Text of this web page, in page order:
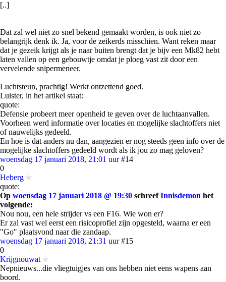
[..]
Dat zal wel niet zo snel bekend gemaakt worden, is ook niet zo
belangrijk denk ik. Ja, voor de zeikerds misschien. Want reken maar
dat je gezeik krijgt als je naar buiten brengt dat je bijv een Mk82 hebt
laten vallen op een gebouwtje omdat je ploeg vast zit door een
vervelende snipermeneer.
Luchtsteun, prachtig! Werkt ontzettend goed.
Luister, in het artikel staat:
quote:
Defensie probeert meer openheid te geven over de luchtaanvallen.
Voorheen werd informatie over locaties en mogelijke slachtoffers niet
of nauwelijks gedeeld.
En hoe is dat anders nu dan, aangezien er nog steeds geen info over de
mogelijke slachtoffers gedeeld wordt als ik jou zo mag geloven?
woensdag 17 januari 2018, 21:01 uur #14
0
Heberg
quote:
Op woensdag 17 januari 2018 @ 19:30 schreefInnisdemon het
volgende:
Nou nou, een hele strijder vs een F16. Wie won er?
Er zal vast wel eerst een risicoprofiel zijn opgesteld, waarna er een
"Go" plaatsvond naar die zandaap.
woensdag 17 januari 2018, 21:31 uur #15
0
Krijgnouwat
Nepnieuws...die vliegtuigjes van ons hebben niet eens wapens aan
boord.